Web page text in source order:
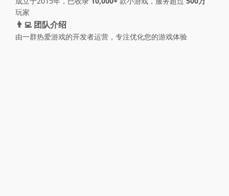
玩家
👨‍💻 团队介绍
由一群热爱游戏的开发者运营，专注优化您的游戏体验